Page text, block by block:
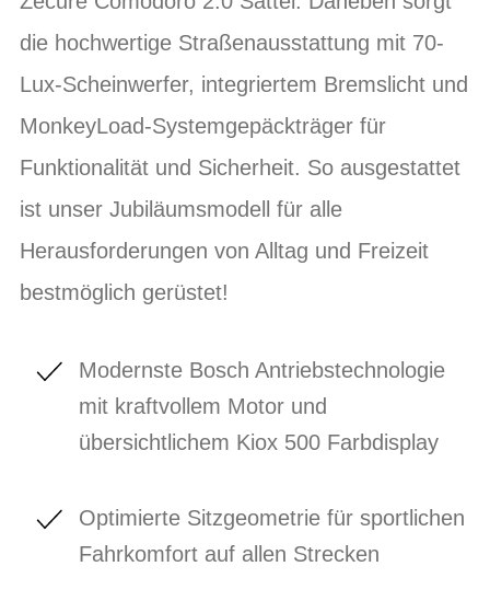
die hochwertige Straßenausstattung mit 70-
Lux-Scheinwerfer, integriertem Bremslicht und
MonkeyLoad-Systemgepäckträger für
Funktionalität und Sicherheit. So ausgestattet
ist unser Jubiläumsmodell für alle
Herausforderungen von Alltag und Freizeit
bestmöglich gerüstet!
Modernste Bosch Antriebstechnologie
mit kraftvollem Motor und
übersichtlichem Kiox 500 Farbdisplay
Optimierte Sitzgeometrie für sportlichen
Fahrkomfort auf allen Strecken